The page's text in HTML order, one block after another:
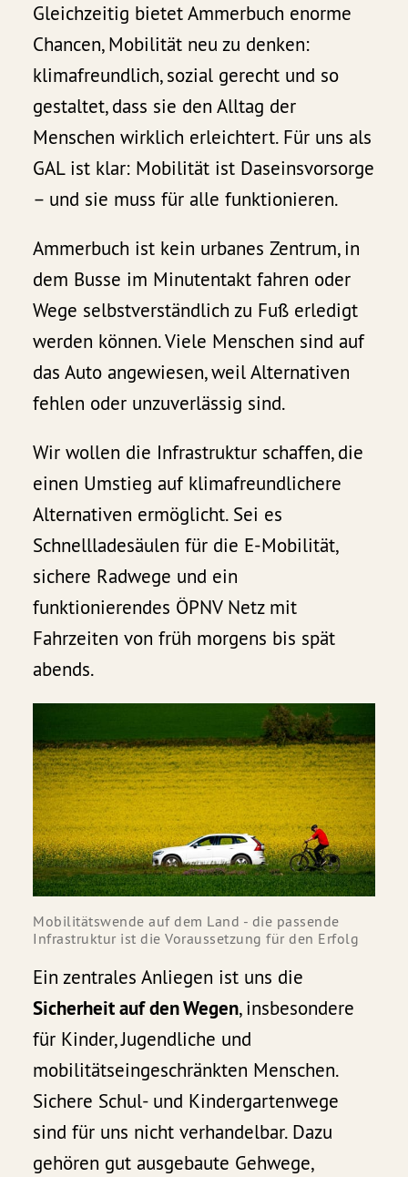
Gleichzeitig bietet Ammerbuch enorme
Chancen, Mobilität neu zu denken:
klimafreundlich, sozial gerecht und so
gestaltet, dass sie den Alltag der
Menschen wirklich erleichtert. Für uns als
GAL ist klar: Mobilität ist Daseinsvorsorge
– und sie muss für alle funktionieren.
Ammerbuch ist kein urbanes Zentrum, in
dem Busse im Minutentakt fahren oder
Wege selbstverständlich zu Fuß erledigt
werden können. Viele Menschen sind auf
das Auto angewiesen, weil Alternativen
fehlen oder unzuverlässig sind.
Wir wollen die Infrastruktur schaffen, die
einen Umstieg auf klimafreundlichere
Alternativen ermöglicht. Sei es
Schnellladesäulen für die E-Mobilität,
sichere Radwege und ein
funktionierendes ÖPNV Netz mit
Fahrzeiten von früh morgens bis spät
abends.
Mobilitätswende auf dem Land - die passende
Infrastruktur ist die Voraussetzung für den Erfolg
Ein zentrales Anliegen ist uns die
Sicherheit auf den Wegen, insbesondere
für Kinder, Jugendliche und
mobilitätseingeschränkten Menschen.
Sichere Schul- und Kindergartenwege
sind für uns nicht verhandelbar. Dazu
gehören gut ausgebaute Gehwege,